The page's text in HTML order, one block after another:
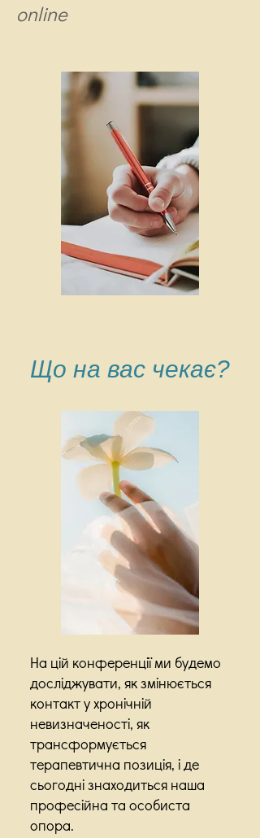
online
Що на вас чекає?
На цій конференції ми будемо
досліджувати, як змінюється
контакт у хронічній
невизначеності, як
трансформується
терапевтична позиція, і де
сьогодні знаходиться наша
професійна та особиста
опора.